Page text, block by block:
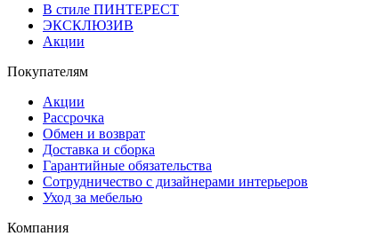
В стиле ПИНТЕРЕСТ
ЭКСКЛЮЗИВ
Акции
Покупателям
Акции
Рассрочка
Обмен и возврат
Доставка и сборка
Гарантийные обязательства
Сотрудничество с дизайнерами интерьеров
Уход за мебелью
Компания